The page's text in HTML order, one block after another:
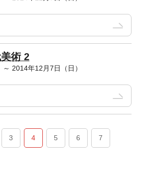
術 2
2014年12月7日（日）
3 4 5 6 7